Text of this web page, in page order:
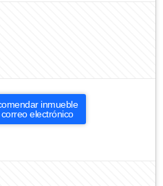
inmueble
electrónico